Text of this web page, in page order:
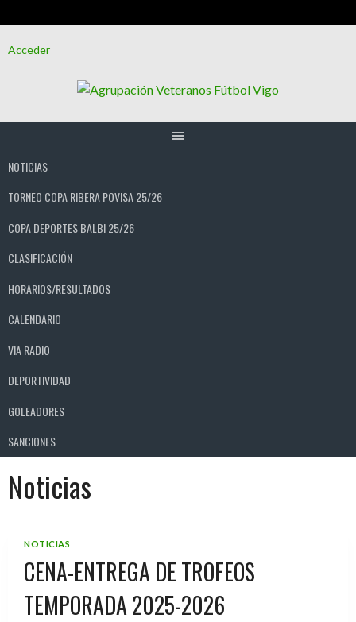
alAcceder
NOTICIAS
TORNEO COPA RIBERA POVISA 25/26
COPA DEPORTES BALBI 25/26
CLASIFICACIÓN
HORARIOS/RESULTADOS
CALENDARIO
VIA RADIO
DEPORTIVIDAD
GOLEADORES
SANCIONES
Noticias
NOTICIAS
CENA-ENTREGA DE TROFEOS
TEMPORADA 2025-2026